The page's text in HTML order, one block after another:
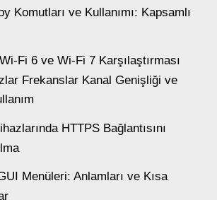
Komutları ve Kullanımı: Kapsamlı
Fi 6 ve Wi-Fi 7 Karşılaştırması
Frekanslar Kanal Genişliği ve
HTTPS Bağlantısını
Menüleri: Anlamları ve Kısa